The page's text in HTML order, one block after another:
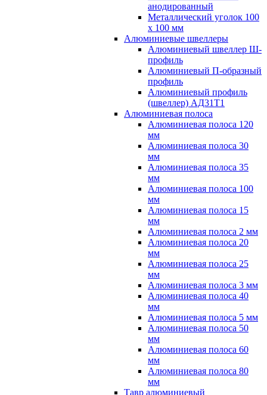
анодированный
Металлический уголок 100
х 100 мм
Алюминиевые швеллеры
Алюминиевый швеллер Ш-
профиль
Алюминиевый П-образный
профиль
Алюминиевый профиль
(швеллер) АД31Т1
Алюминиевая полоса
Алюминиевая полоса 120
мм
Алюминиевая полоса 30
мм
Алюминиевая полоса 35
мм
Алюминиевая полоса 100
мм
Алюминиевая полоса 15
мм
Алюминиевая полоса 2 мм
Алюминиевая полоса 20
мм
Алюминиевая полоса 25
мм
Алюминиевая полоса 3 мм
Алюминиевая полоса 40
мм
Алюминиевая полоса 5 мм
Алюминиевая полоса 50
мм
Алюминиевая полоса 60
мм
Алюминиевая полоса 80
мм
Тавр алюминиевый